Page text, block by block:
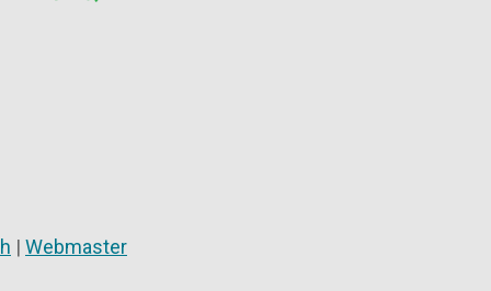
| Webmaster